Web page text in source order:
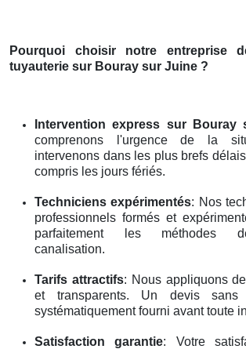
Pourquoi choisir notre entreprise
tuyauterie sur Bouray sur Juine ?
Intervention express sur Bouray
comprenons l'urgence de la
intervenons dans les plus brefs
compris les jours fériés.
Techniciens expérimentés: Nos
professionnels formés et
parfaitement les méthodes
canalisation.
Tarifs attractifs: Nous appliquons
et transparents. Un devis
systématiquement fourni avant toute
Satisfaction garantie: Votre